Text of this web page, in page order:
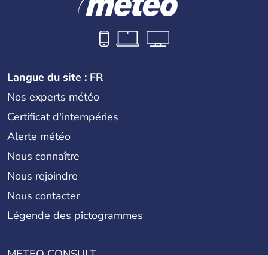
Langue du site : FR
Nos experts météo
Certificat d'intempéries
Alerte météo
Nous connaître
Nous rejoindre
Nous contacter
Légende des pictogrammes